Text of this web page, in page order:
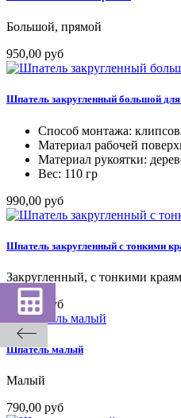
Большой, прямой
950,00 руб
Шпатель закругленный большой
Способ монтажа:
Материал рабочей
Материал рукоятки:
Вес: 110 гр
990,00 руб
Шпатель закругленный с тонкими
Закругленный, с тонкими
950,00 руб
Шпатель малый
Малый
790,00 руб